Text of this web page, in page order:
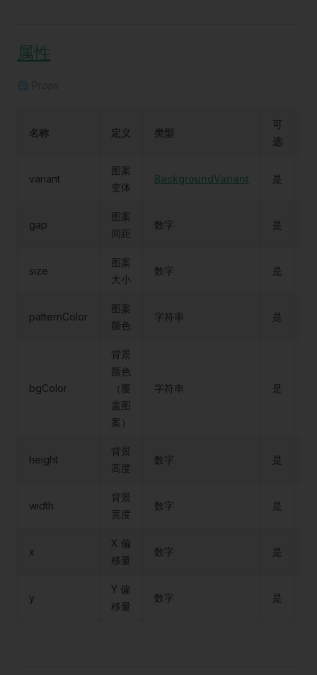
属性
🌐 Props
名称 定义 类型
可
选
variant
图案
变体
BackgroundVariant 是
gap
图案
间距
数字 是
size
图案
大小
数字 是
patternColor
图案
颜色
字符串 是
bgColor
背景
颜色
（覆
盖图
案）
字符串 是
height
背景
高度
数字 是
width
背景
宽度
数字 是
x
X 偏
移量
数字 是
y
Y 偏
移量
数字 是